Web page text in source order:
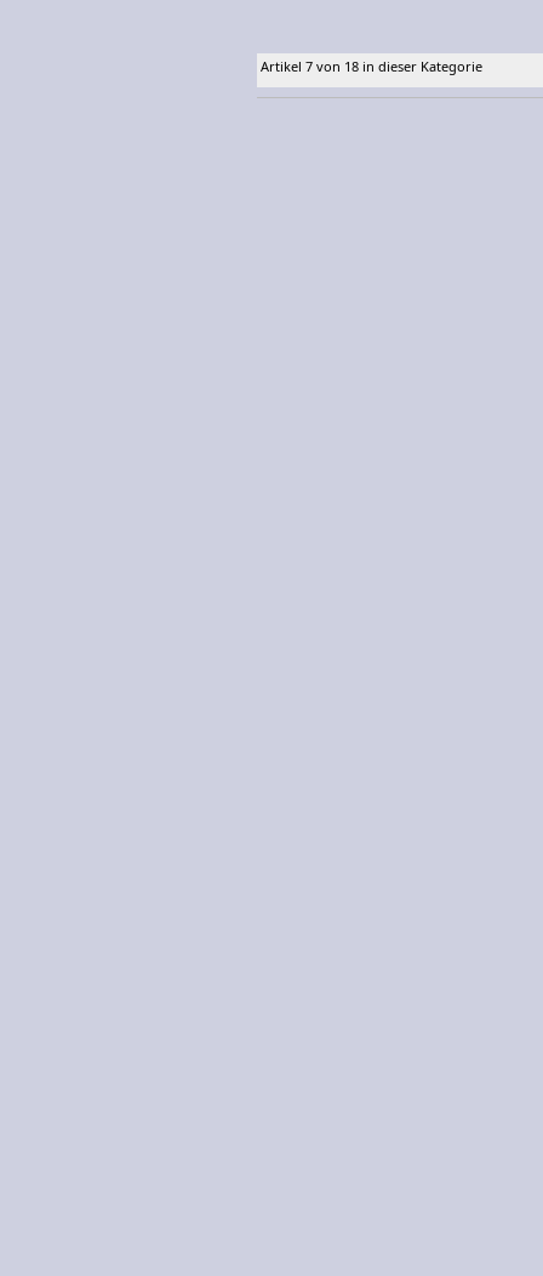
Artikel 7 von 18 in dieser Kategorie